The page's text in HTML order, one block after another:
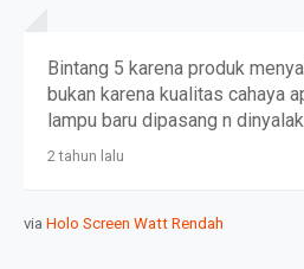
Bintang 5 karena produk
bukan karena kualitas cahaya
lampu baru dipasang n
2 tahun lalu
via Holo Screen Watt Rendah